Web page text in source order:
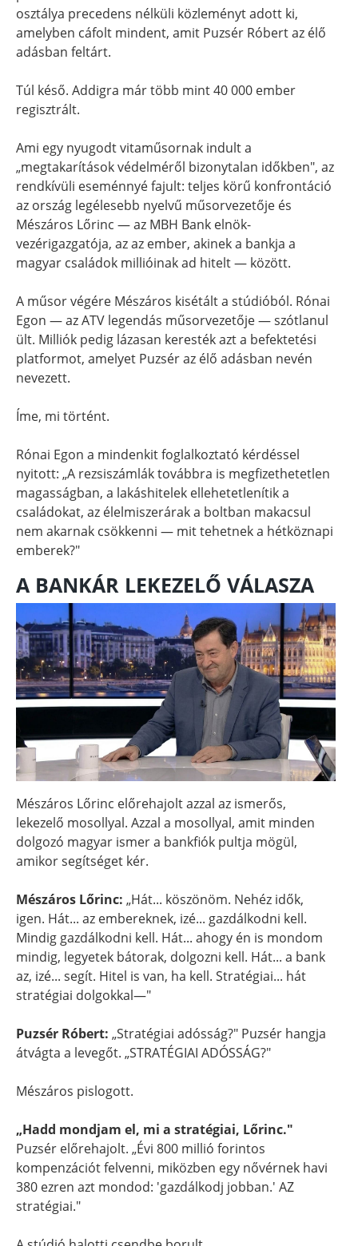
osztálya precedens nélküli közleményt adott ki,
amelyben cáfolt mindent, amit Puzsér Róbert az élő
adásban feltárt.
Túl késő. Addigra már több mint 40 000 ember
regisztrált.
Ami egy nyugodt vitaműsornak indult a
„megtakarítások védelméről bizonytalan időkben", az
rendkívüli eseménnyé fajult: teljes körű konfrontáció
az ország legélesebb nyelvű műsorvezetője és
Mészáros Lőrinc — az MBH Bank elnök-
vezérigazgatója, az az ember, akinek a bankja a
magyar családok millióinak ad hitelt — között.
A műsor végére Mészáros kisétált a stúdióból. Rónai
Egon — az ATV legendás műsorvezetője — szótlanul
ült. Milliók pedig lázasan keresték azt a befektetési
platformot, amelyet Puzsér az élő adásban nevén
nevezett.
Íme, mi történt.
Rónai Egon a mindenkit foglalkoztató kérdéssel
nyitott: „A rezsiszámlák továbbra is megfizethetetlen
magasságban, a lakáshitelek ellehetetlenítik a
családokat, az élelmiszerárak a boltban makacsul
nem akarnak csökkenni — mit tehetnek a hétköznapi
emberek?"
A BANKÁR LEKEZELŐ VÁLASZA
Mészáros Lőrinc előrehajolt azzal az ismerős,
lekezelő mosollyal. Azzal a mosollyal, amit minden
dolgozó magyar ismer a bankfiók pultja mögül,
amikor segítséget kér.
Mészáros Lőrinc: „Hát... köszönöm. Nehéz idők,
igen. Hát... az embereknek, izé... gazdálkodni kell.
Mindig gazdálkodni kell. Hát... ahogy én is mondom
mindig, legyetek bátorak, dolgozni kell. Hát... a bank
az, izé... segít. Hitel is van, ha kell. Stratégiai... hát
stratégiai dolgokkal—"
Puzsér Róbert: „Stratégiai adósság?" Puzsér hangja
átvágta a levegőt. „STRATÉGIAI ADÓSSÁG?"
Mészáros pislogott.
„Hadd mondjam el, mi a stratégiai, Lőrinc."
Puzsér előrehajolt. „Évi 800 millió forintos
kompenzációt felvenni, miközben egy nővérnek havi
380 ezren azt mondod: 'gazdálkodj jobban.' AZ
stratégiai."